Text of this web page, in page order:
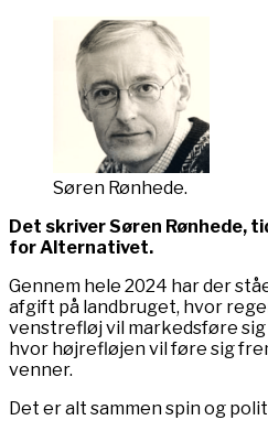
Søren Rønhede.
Det skriver Søren Rønhede,
for Alternativet.
Gennem hele 2024 har der
afgift på landbruget, hvor
venstrefløj vil markedsføre
hvor højrefløjen vil føre sig
venner.
Det er alt sammen spin og